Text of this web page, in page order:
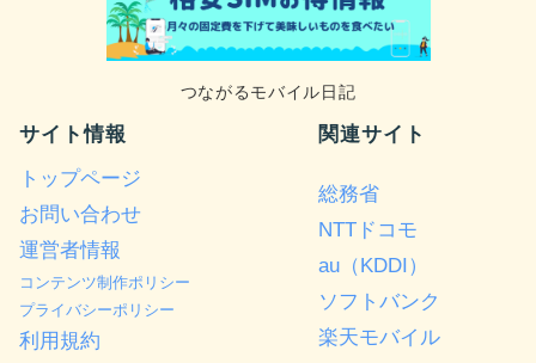
つながるモバイル日記
サイト情報
トップページ
お問い合わせ
運営者情報
コンテンツ制作ポリシー
プライバシーポリシー
利用規約
関連サイト
総務省
NTTドコモ
au（KDDI）
ソフトバンク
楽天モバイル